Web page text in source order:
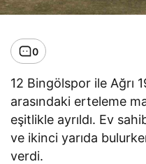
0
12 Bingölspor ile Ağrı
arasındaki erteleme
eşitlikle ayrıldı. Ev
ve ikinci yarıda
verdi.